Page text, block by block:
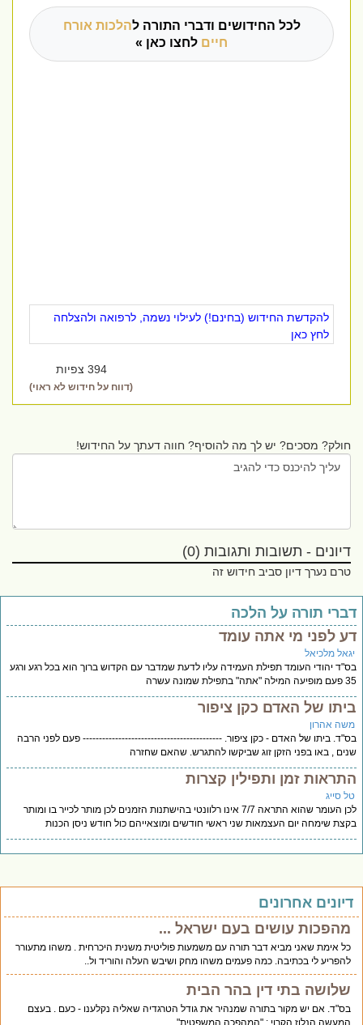
לכל החידושים ודברי התורה להלכות אורח
חייםלחצו כאן »
להקדשת החידוש (בחינם!) לעילוי נשמה, לרפואה ולהצלחה
לחץ כאן
394 צפיות
(דווח על חידוש לא ראוי)
חולק? מסכים? יש לך מה להוסיף? חווה דעתך על החידוש!
דיונים - תשובות ותגובות (0)
טרם נערך דיון סביב חידוש זה
תורה על הלכה
לפני מי אתה עומד
מלכיאל
יהודי העומד תפילת העמידה עליו לדעת שמדבר עם הקדוש ברוך הוא בכל רגע ורגע
של האדם כקן ציפור
אהרון
ביתו של האדם - כקן ציפור. ------------------------------------------- פעם לפני הרבה
, באו בפני הזקן זוג שביקשו להתגרש. שהאם שחזרה
זמן ותפילין קצרות
סייג
לכן העומר שהוא התראה 7/7 אינו רלוונטי בהישתנות הזמנים לכן מותר לכייר בו ומותר
שימחה יום העצמאות שני ראשי חודשים ומוצאייהם כול חודש ניסן הכנות
אחרונים
מהפכות עושים בעם ישראל ...
כל אימת שאני מביא דבר תורה עם משמעות פוליטית משנית היכרחית . משהו מתעורר
להפריע לי בכתיבה. כמה פעמים משהו מחק ושיבש העלה והוריד ול..
שלושה בתי דין בהר הבית
בס"ד. אם יש מקור בתורה שמנהיר את גודל הטרגדיה שאליה נקלענו - כעם . בעצם
המעשה הנלוז הקרוי : "המהפכה המשפטית" . ..